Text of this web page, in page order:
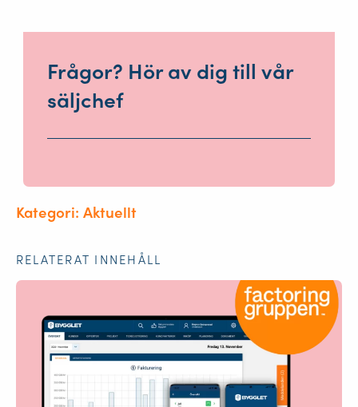
Frågor? Hör av dig till vår
säljchef
Kategori: Aktuellt
RELATERAT INNEHÅLL